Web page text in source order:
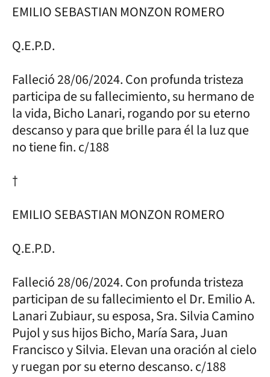
EMILIO SEBASTIAN MONZON ROMERO
Q.E.P.D.
Falleció 28/06/2024. Con profunda tristeza
participa de su fallecimiento, su hermano de
la vida, Bicho Lanari, rogando por su eterno
descanso y para que brille para él la luz que
no tiene fin. c/188
†
EMILIO SEBASTIAN MONZON ROMERO
Q.E.P.D.
Falleció 28/06/2024. Con profunda tristeza
participan de su fallecimiento el Dr. Emilio A.
Lanari Zubiaur, su esposa, Sra. Silvia Camino
Pujol y sus hijos Bicho, María Sara, Juan
Francisco y Silvia. Elevan una oración al cielo
y ruegan por su eterno descanso. c/188